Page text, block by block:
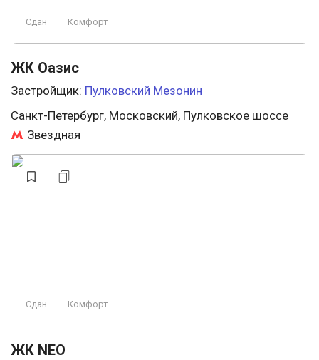
Сдан Комфорт
ЖК Оазис
Застройщик: Пулковский Мезонин
Санкт-Петербург, Московский, Пулковское шоссе
Звездная
Сдан Комфорт
ЖК NEO